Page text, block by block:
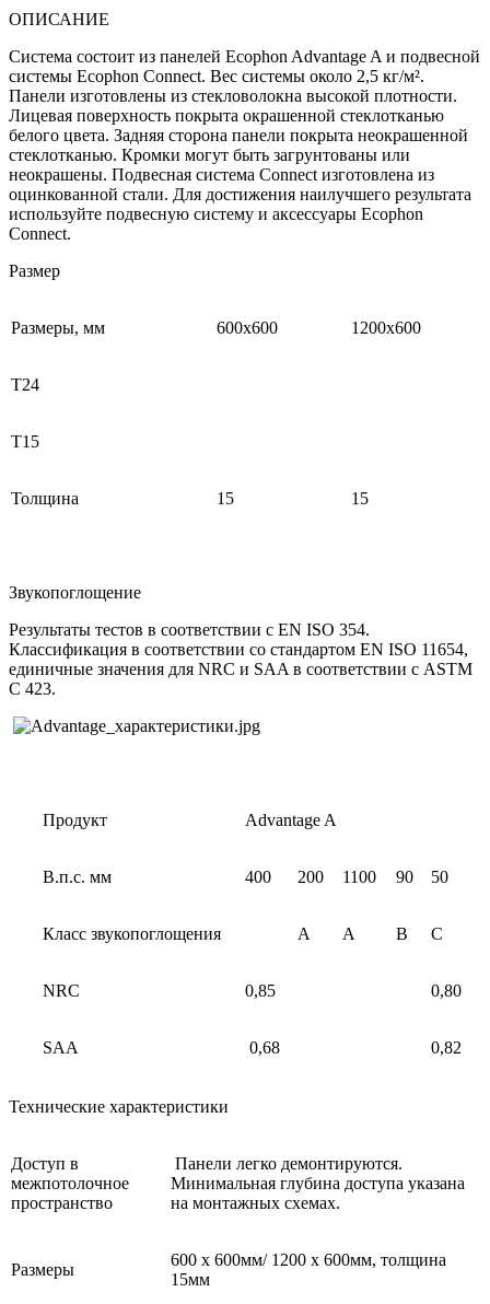
ОПИСАНИЕ
Система состоит из панелей Ecophon Advantage A и подвесной
системы Ecophon Connect. Вес системы около 2,5 кг/м².
Панели изготовлены из стекловолокна высокой плотности.
Лицевая поверхность покрыта окрашенной стеклотканью
белого цвета. Задняя сторона панели покрыта неокрашенной
стеклотканью. Кромки могут быть загрунтованы или
неокрашены. Подвесная система Connect изготовлена из
оцинкованной стали. Для достижения наилучшего результата
используйте подвесную систему и аксессуары Ecophon
Connect.
Размер
Размеры, мм 600х600 1200х600
Т24
Т15
Толщина 15 15
Звукопоглощение
Результаты тестов в соответствии с EN ISO 354.
Классификация в соответствии со стандартом EN ISO 11654,
единичные значения для NRC и SAA в соответствии с ASTM
C 423.
Продукт Advantage A
В.п.с. мм 400 200 1100 90 50
Класс звукопоглощения A A B C
NRC 0,85 0,80
SAA 0,68 0,82
Технические характеристики
Доступ в
межпотолочное
пространство
Панели легко демонтируются.
Минимальная глубина доступа указана
на монтажных схемах.
Размеры
600 х 600мм/ 1200 х 600мм, толщина
15мм